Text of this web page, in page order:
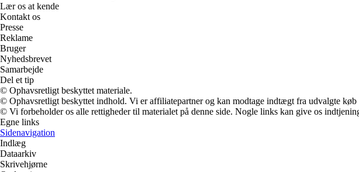
Lær os at kende
Kontakt os
Presse
Reklame
Bruger
Nyhedsbrevet
Samarbejde
Del et tip
© Ophavsretligt beskyttet materiale.
© Ophavsretligt beskyttet indhold. Vi er affiliatepartner og kan modtage indtægt fra udvalgte køb
© Vi forbeholder os alle rettigheder til materialet på denne side. Nogle links kan give os
Egne links
Sidenavigation
Indlæg
Dataarkiv
Skrivehjørne